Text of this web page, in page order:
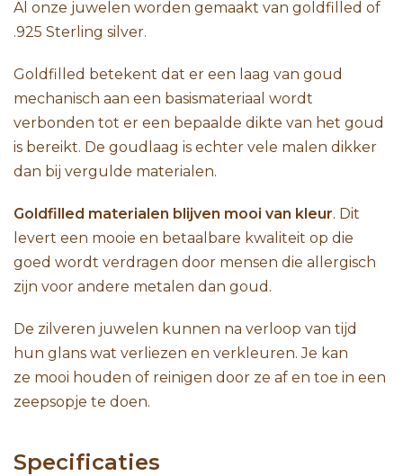
Al onze juwelen worden gemaakt van goldfilled of
.925 Sterling silver.
Goldfilled betekent dat er een laag van goud
mechanisch aan een basismateriaal wordt
verbonden tot er een bepaalde dikte van het goud
is bereikt. De goudlaag is echter vele malen dikker
dan bij vergulde materialen.
Goldfilled materialen blijven mooi van kleur. Dit
levert een mooie en betaalbare kwaliteit op die
goed wordt verdragen door mensen die allergisch
zijn voor andere metalen dan goud.
De zilveren juwelen kunnen na verloop van tijd
hun glans wat verliezen en verkleuren. Je kan
ze mooi houden of reinigen door ze af en toe in een
zeepsopje te doen.
Specificaties